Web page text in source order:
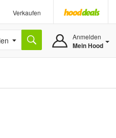
Verkaufen
Anmelden
Mein Hood